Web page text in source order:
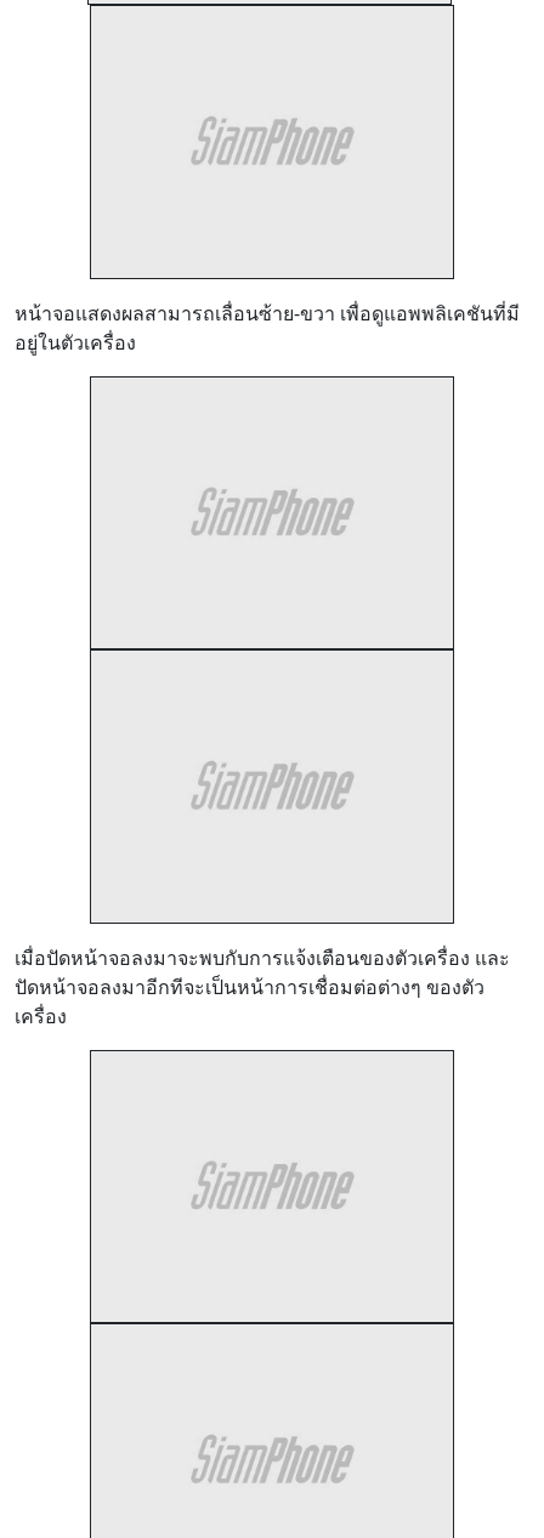
หน้าจอแสดงผลสามารถเลื่อนซ้าย-ขวา เพื่อดูแอพพลิเคชันที่มี
อยู่ในตัวเครื่อง
เมื่อปัดหน้าจอลงมาจะพบกับการแจ้งเตือนของตัวเครื่อง และ
ปัดหน้าจอลงมาอีกทีจะเป็นหน้าการเชื่อมต่อต่างๆ ของตัว
เครื่อง